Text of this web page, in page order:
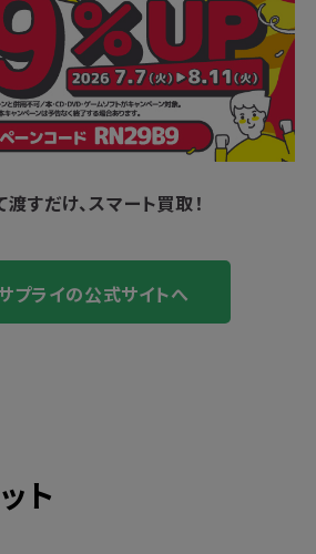
渡すだけ、スマート買取！
プライの公式サイトへ
ト